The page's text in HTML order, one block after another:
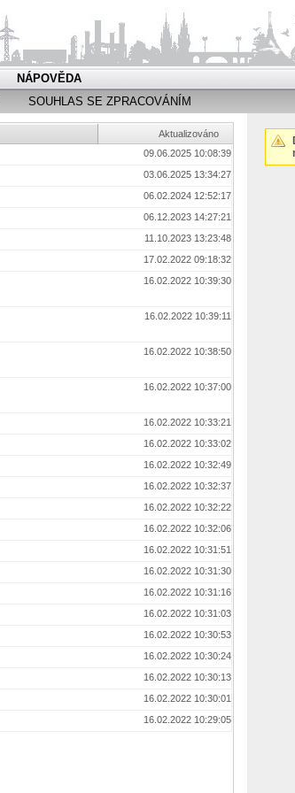
NÁPOVĚDA
SOUHLAS SE ZPRACOVÁNÍM
Aktualizováno
09.06.2025 10:08:39
03.06.2025 13:34:27
06.02.2024 12:52:17
06.12.2023 14:27:21
11.10.2023 13:23:48
17.02.2022 09:18:32
16.02.2022 10:39:30
16.02.2022 10:39:11
16.02.2022 10:38:50
16.02.2022 10:37:00
16.02.2022 10:33:21
16.02.2022 10:33:02
16.02.2022 10:32:49
16.02.2022 10:32:37
16.02.2022 10:32:22
16.02.2022 10:32:06
16.02.2022 10:31:51
16.02.2022 10:31:30
16.02.2022 10:31:16
16.02.2022 10:31:03
16.02.2022 10:30:53
16.02.2022 10:30:24
16.02.2022 10:30:13
16.02.2022 10:30:01
16.02.2022 10:29:05